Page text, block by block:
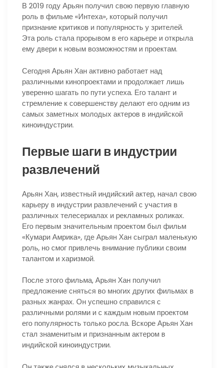
В 2019 году Арьян получил свою первую главную
роль в фильме «Интеха», который получил
признание критиков и популярность у зрителей.
Эта роль стала прорывом в его карьере и открыла
ему двери к новым возможностям и проектам.
Сегодня Арьян Хан активно работает над
различными кинопроектами и продолжает лишь
уверенно шагать по пути успеха. Его талант и
стремление к совершенству делают его одним из
самых заметных молодых актеров в индийской
киноиндустрии.
Первые шаги в индустрии
развлечений
Арьян Хан, известный индийский актер, начал свою
карьеру в индустрии развлечений с участия в
различных телесериалах и рекламных роликах.
Его первым значительным проектом был фильм
«Кумари Амрика», где Арьян Хан сыграл маленькую
роль, но смог привлечь внимание публики своим
талантом и харизмой.
После этого фильма, Арьян Хан получил
предложение сняться во многих других фильмах в
разных жанрах. Он успешно справился с
различными ролями и с каждым новым проектом
его популярность только росла. Вскоре Арьян Хан
стал знаменитым и признанным актером в
индийской киноиндустрии.